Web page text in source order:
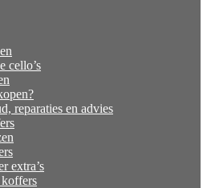
cello’s
reparaties en advies
extra’s